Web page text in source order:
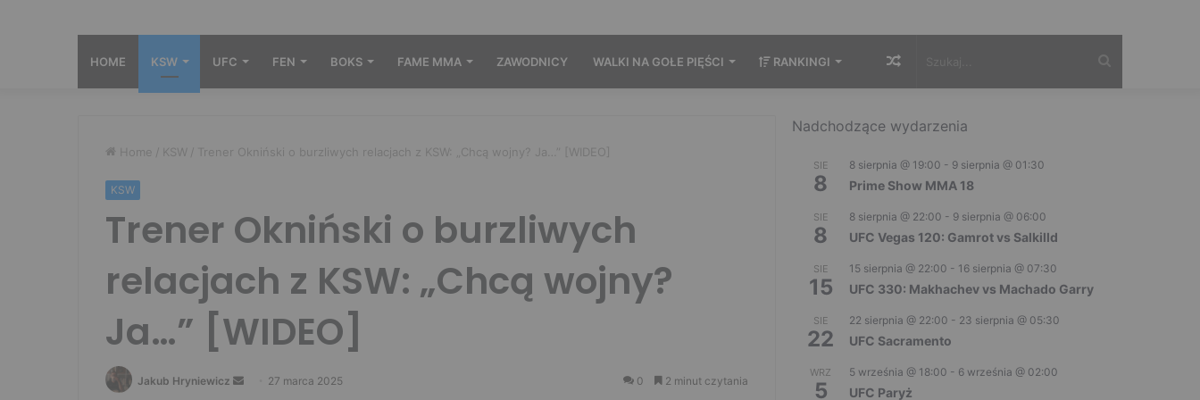
HOME KSW UFC FEN BOKS FAME MMA ZAWODNICY WALKI NA GOŁE PIĘŚCI RANKINGI Losowy
Home / KSW / Trener Okniński o burzliwych relacjach z KSW: „Chcą wojny? Ja…” [WIDEO]
KSW
Trener Okniński o burzliwych
relacjach z KSW: „Chcą wojny?
Ja…” [WIDEO]
Jakub Hryniewicz
Send 27 marca 2025 0 2 minut czytania
Nadchodzące wydarzenia
SIE
8
8 sierpnia @ 19:00 - 9 sierpnia @ 01:30
Prime Show MMA 18
SIE
8
8 sierpnia @ 22:00 - 9 sierpnia @ 06:00
UFC Vegas 120: Gamrot vs Salkilld
SIE
15
15 sierpnia @ 22:00 - 16 sierpnia @ 07:30
UFC 330: Makhachev vs Machado Garry
SIE
22
22 sierpnia @ 22:00 - 23 sierpnia @ 05:30
UFC Sacramento
WRZ
5
5 września @ 18:00 - 6 września @ 02:00
UFC Paryż